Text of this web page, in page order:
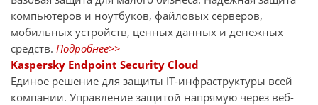
компьютеров и ноутбуков, файловых серверов,
мобильных устройств, ценных данных и денежных
средств. Подробнее>>
Kaspersky Endpoint Security Cloud
Единое решение для защиты IT-инфраструктуры всей
компании. Управление защитой напрямую через веб-